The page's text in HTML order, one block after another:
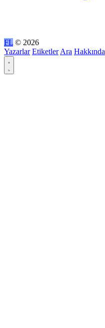
FL © 2026
Yazarlar Etiketler Ara Hakkında